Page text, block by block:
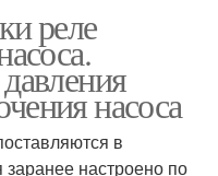
реле
насоса
в
настроено по